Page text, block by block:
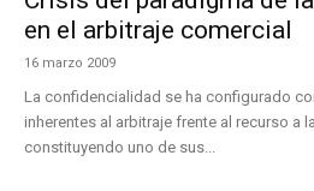
en el arbitraje comercial
16 marzo 2009
La confidencialidad se ha configurado
inherentes al arbitraje frente al recurso a
constituyendo uno de sus...